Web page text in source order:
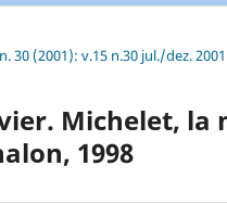
30 (2001): v.15 n.30 jul./dez. 2001
Michelet,
1998